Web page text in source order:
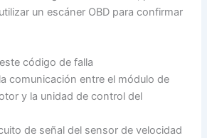
un escáner OBD para confirmar
código de falla
comunicación entre el módulo de
y la unidad de control del
de señal del sensor de velocidad